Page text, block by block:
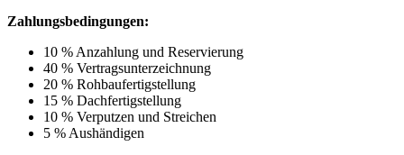
Zahlungsbedingungen:
10 % Anzahlung und Reservierung
40 % Vertragsunterzeichnung
20 % Rohbaufertigstellung
15 % Dachfertigstellung
10 % Verputzen und Streichen
5 % Aushändigen